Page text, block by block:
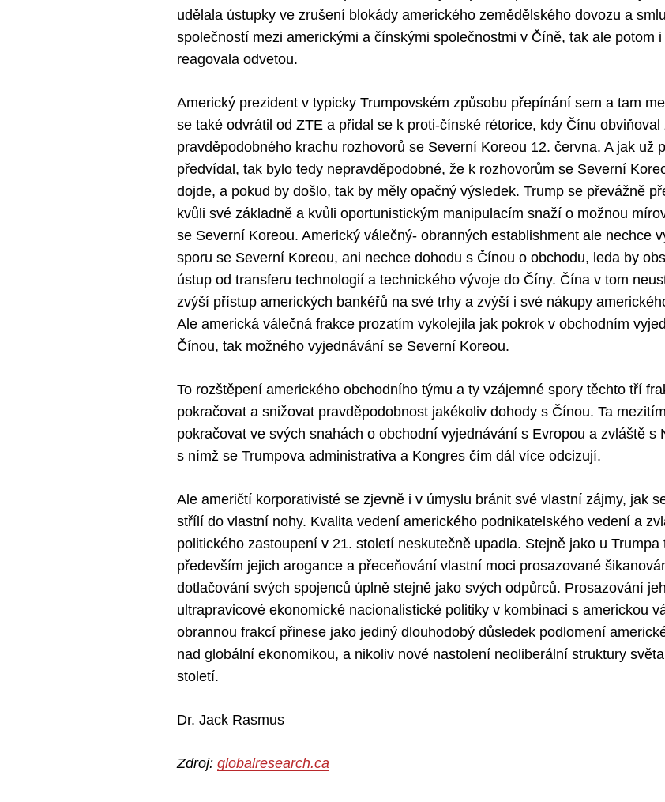
udělala ústupky ve zrušení blokády amerického zemědělského dovozu a
společností mezi americkými a čínskými společnostmi v Číně, tak ale potom
reagovala odvetou.
Americký prezident v typicky Trumpovském způsobu přepínání sem a tam
se také odvrátil od ZTE a přidal se k proti-čínské rétorice, kdy Čínu obviňoval
pravděpodobného krachu rozhovorů se Severní Koreou 12. června. A jak už
předvídal, tak bylo tedy nepravděpodobné, že k rozhovorům se Severní
dojde, a pokud by došlo, tak by měly opačný výsledek. Trump se převážně
kvůli své základně a kvůli oportunistickým manipulacím snaží o možnou
se Severní Koreou. Americký válečný- obranných establishment ale nechce
sporu se Severní Koreou, ani nechce dohodu s Čínou o obchodu, leda by
ústup od transferu technologií a technického vývoje do Číny. Čína v tom
zvýší přístup amerických bankéřů na své trhy a zvýší i své nákupy
Ale americká válečná frakce prozatím vykolejila jak pokrok v obchodním
Čínou, tak možného vyjednávání se Severní Koreou.
To rozštěpení amerického obchodního týmu a ty vzájemné spory těchto tří
pokračovat a snižovat pravděpodobnost jakékoliv dohody s Čínou. Ta
pokračovat ve svých snahách o obchodní vyjednávání s Evropou a zvláště s
s nímž se Trumpova administrativa a Kongres čím dál více odcizují.
Ale američtí korporativisté se zjevně i v úmyslu bránit své vlastní zájmy, jak
střílí do vlastní nohy. Kvalita vedení amerického podnikatelského vedení a
politického zastoupení v 21. století neskutečně upadla. Stejně jako u Trumpa
především jejich arogance a přeceňování vlastní moci prosazované
dotlačování svých spojenců úplně stejně jako svých odpůrců. Prosazování
ultrapravicové ekonomické nacionalistické politiky v kombinaci s americkou
obrannou frakcí přinese jako jediný dlouhodobý důsledek podlomení
nad globální ekonomikou, a nikoliv nové nastolení neoliberální struktury
století.
Dr. Jack Rasmus
Zdroj: globalresearch.ca